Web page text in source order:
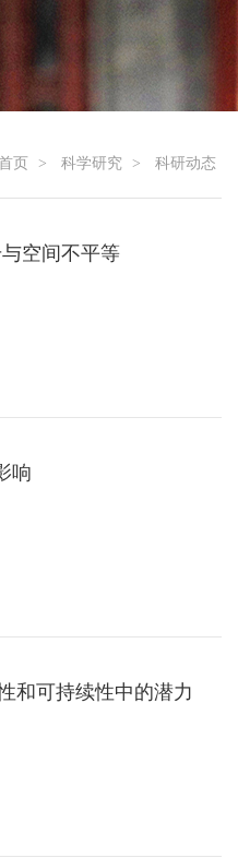
页 > 科学研究 > 科研动态
空间不平等
响
和可持续性中的潜力